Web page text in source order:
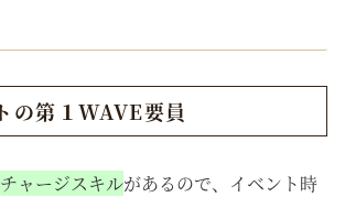
の第１WAVE要員
ャージスキルがあるので、イベント時